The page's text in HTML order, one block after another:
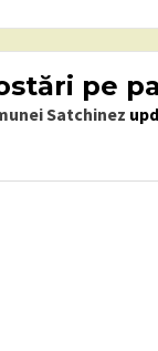
pe
Satchinez